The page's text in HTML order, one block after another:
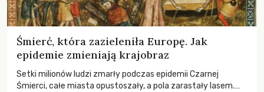
Śmierć, która zazieleniła Europę. Jak
epidemie zmieniają krajobraz
Setki milionów ludzi zmarły podczas epidemii Czarnej
Śmierci, całe miasta opustoszały, a pola zarastały lasem.